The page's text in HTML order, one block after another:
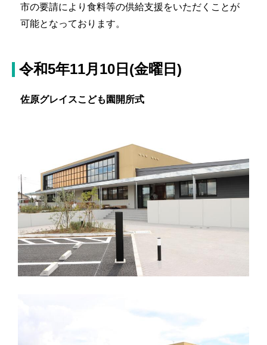
市の要請により食料等の供給支援をいただくことが
可能となっております。
令和5年11月10日(金曜日)
佐原グレイスこども園開所式